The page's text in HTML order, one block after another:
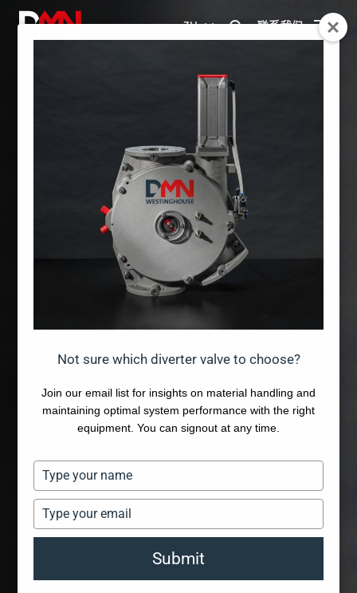
联系我们
ZH
分流阀 配件组件
分流阀
分流阀用于引导物料流动，实现系统灵活性，支持多条生产线，
并便于清洁和维护操作。
Not sure which diverter valve to choose?
Join our email list for insights on material handling and
maintaining optimal system performance with the right
equipment. You can signout at any time.
Type
your
name
Type
your
Submit